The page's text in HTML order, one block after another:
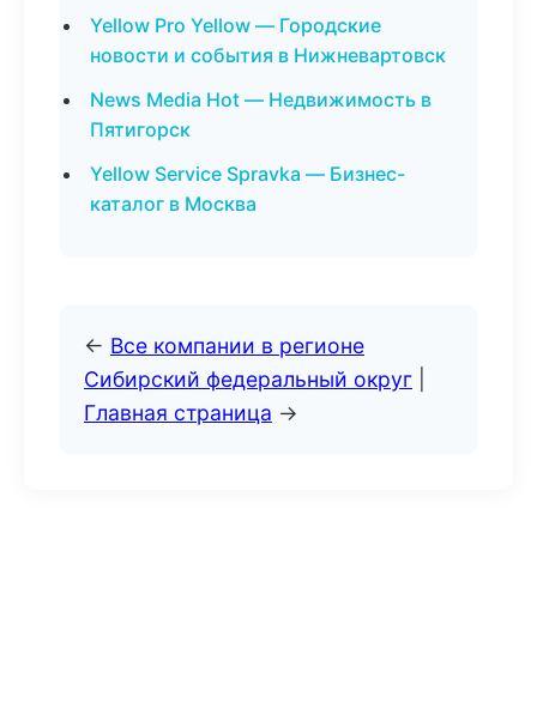
Yellow Pro Yellow — Городские
новости и события в Нижневартовск
News Media Hot — Недвижимость в
Пятигорск
Yellow Service Spravka — Бизнес-
каталог в Москва
← Все компании в регионе
Сибирский федеральный округ
Главная страница →